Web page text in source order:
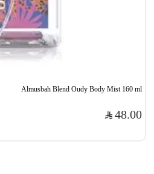
Almusbah Blend Oudy Body Mist 160 ml
48.00